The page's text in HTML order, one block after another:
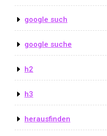
google such
google suche
h2
h3
herausfinden